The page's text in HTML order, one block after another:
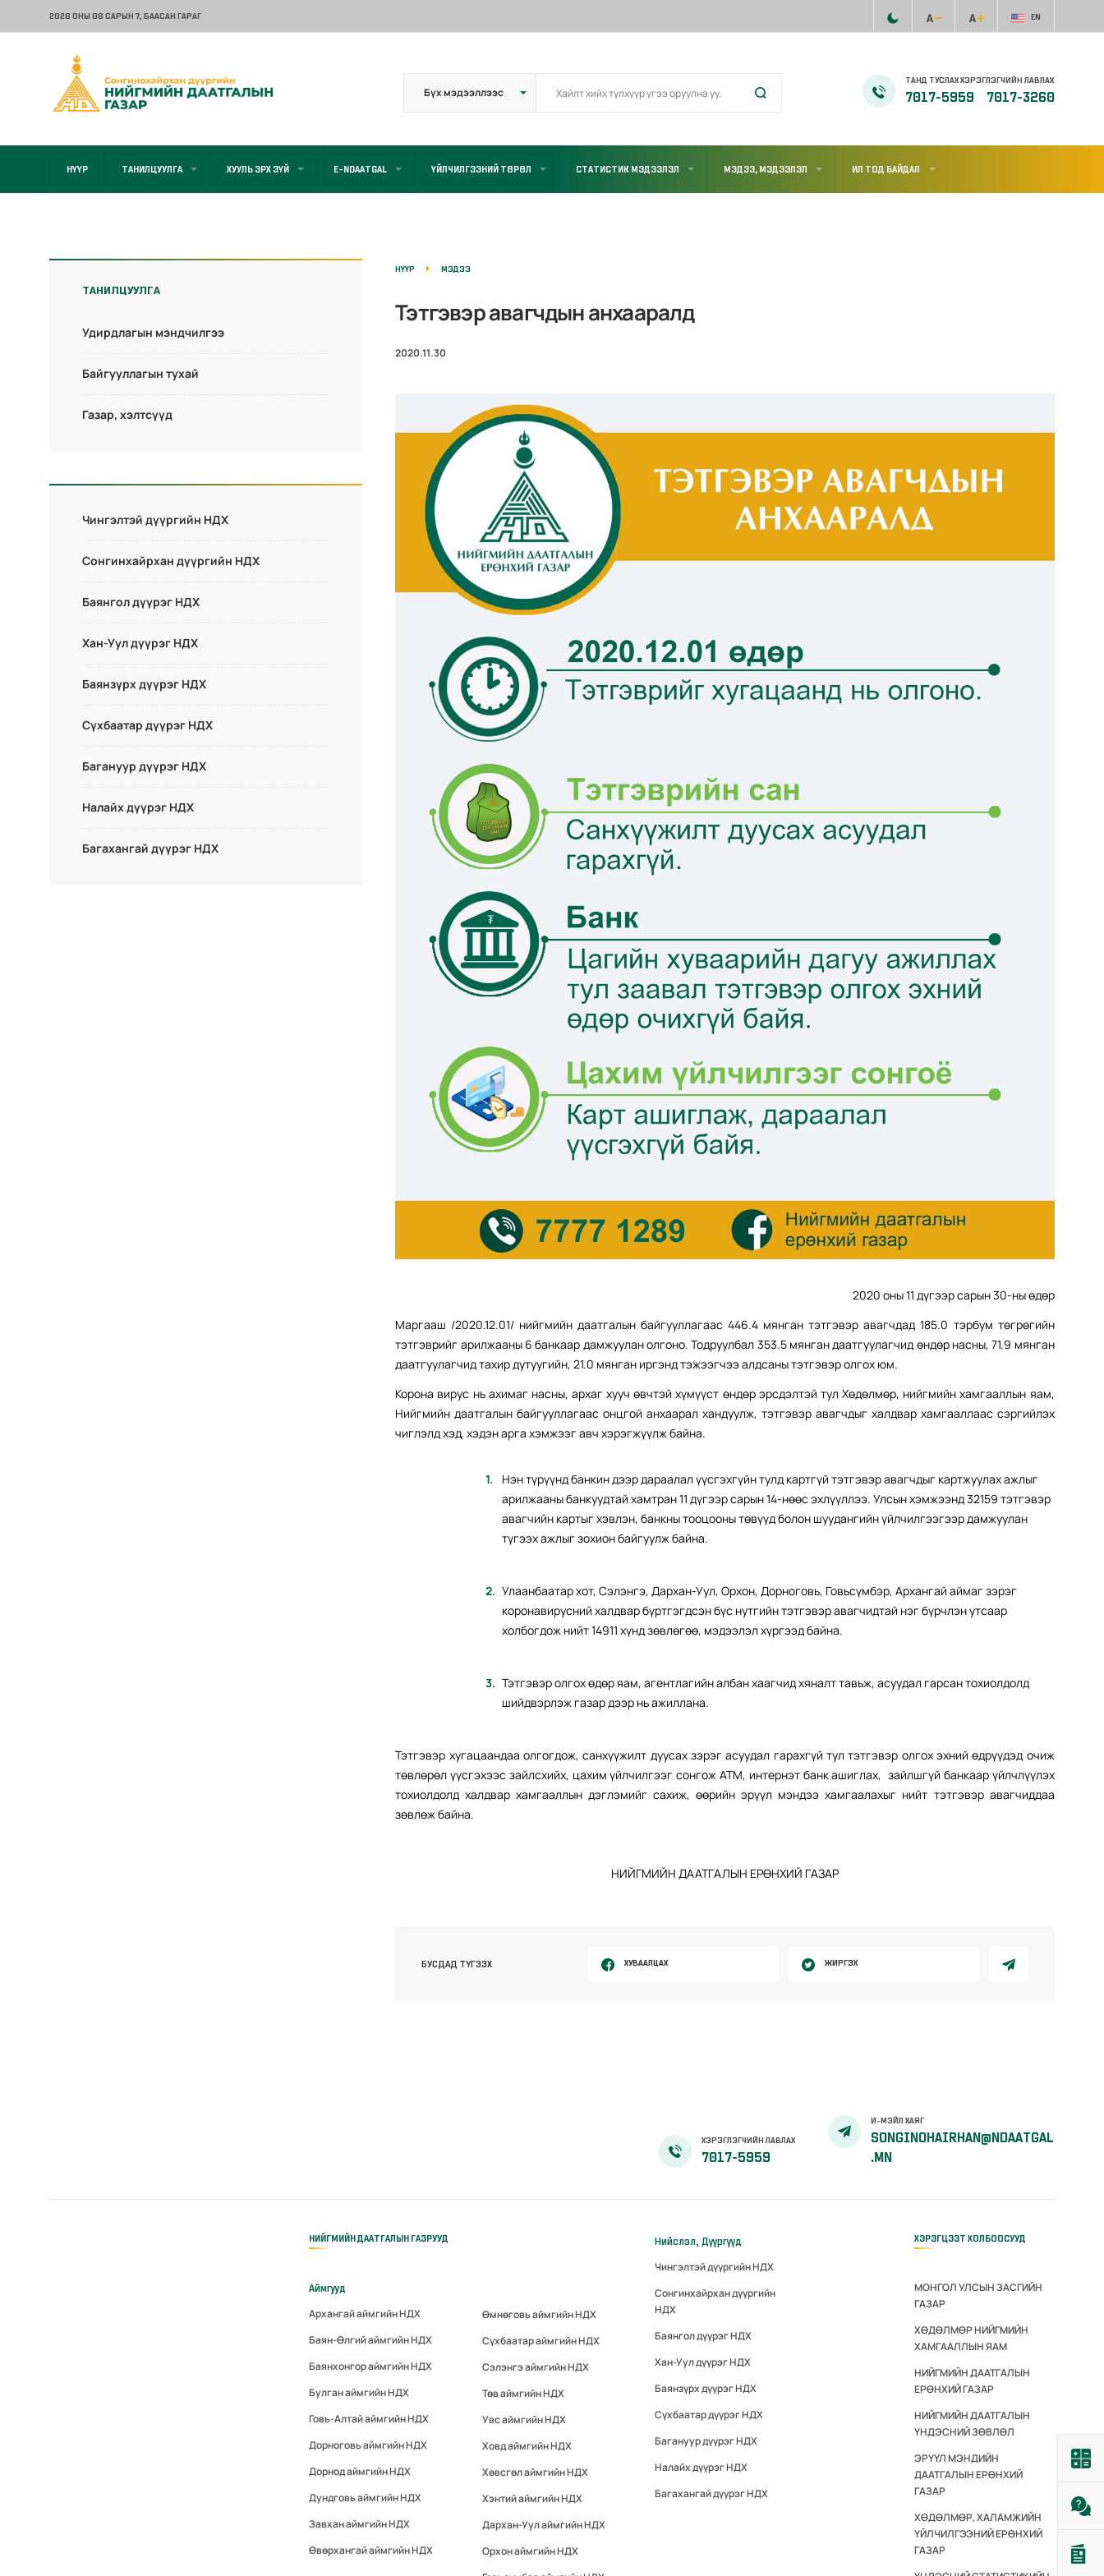
2026 ОНЫ 08 САРЫН 7, БААСАН ГАРАГ EN
ТАНД ТУСЛАХ ХЭРЭГЛЭГЧИЙН ЛАВЛАХ
7017-5959 7017-3260
НҮҮР ТАНИЛЦУУЛГА ХУУЛЬ ЭРХ ЗҮЙ E-NDAATGAL ҮЙЛЧИЛГЭЭНИЙ ТӨРӨЛ СТАТИСТИК МЭДЭЭЛЭЛ МЭДЭЭ, МЭДЭЭЛЭЛ ИЛ ТОД БАЙДАЛ
ТАНИЛЦУУЛГА
Удирдлагын мэндчилгээ
Байгууллагын тухай
Газар, хэлтсүүд
Чингэлтэй дүүргийн НДХ
Сонгинхайрхан дүүргийн НДХ
Баянгол дүүрэг НДХ
Хан-Уул дүүрэг НДХ
Баянзүрх дүүрэг НДХ
Сүхбаатар дүүрэг НДХ
Багануур дүүрэг НДХ
Налайх дүүрэг НДХ
Багахангай дүүрэг НДХ
НҮҮР МЭДЭЭ
Тэтгэвэр авагчдын анхааралд
2020.11.30
2020 оны 11 дүгээр сарын 30-ны өдөр
Маргааш /2020.12.01/ нийгмийн даатгалын байгууллагаас 446.4 мянган тэтгэвэр авагчдад 185.0 тэрбум төгрөгийн
тэтгэврийг арилжааны 6 банкаар дамжуулан олгоно. Тодруулбал 353.5 мянган даатгуулагчид өндөр насны, 71.9 мянган
даатгуулагчид тахир дутуугийн, 21.0 мянган иргэнд тэжээгчээ алдсаны тэтгэвэр олгох юм.
Корона вирус нь ахимаг насны, архаг хууч өвчтэй хүмүүст өндөр эрсдэлтэй тул Хөдөлмөр, нийгмийн хамгааллын яам,
Нийгмийн даатгалын байгууллагаас онцгой анхаарал хандуулж, тэтгэвэр авагчдыг халдвар хамгааллаас сэргийлэх
чиглэлд хэд, хэдэн арга хэмжээг авч хэрэгжүүлж байна.
Нэн түрүүнд банкин дээр дараалал үүсгэхгүйн тулд картгүй тэтгэвэр авагчдыг картжуулах ажлыг
арилжааны банкуудтай хамтран 11 дүгээр сарын 14-нөөс эхлүүллээ. Улсын хэмжээнд 32159 тэтгэвэр
авагчийн картыг хэвлэн, банкны тооцооны төвүүд болон шуудангийн үйлчилгээгээр дамжуулан
түгээх ажлыг зохион байгуулж байна.
Улаанбаатар хот, Сэлэнгэ, Дархан-Уул, Орхон, Дорноговь, Говьсүмбэр, Архангай аймаг зэрэг
коронавирусний халдвар бүртгэгдсэн бүс нутгийн тэтгэвэр авагчидтай нэг бүрчлэн утсаар
холбогдож нийт 14911 хүнд зөвлөгөө, мэдээлэл хүргээд байна.
Тэтгэвэр олгох өдөр яам, агентлагийн албан хаагчид хяналт тавьж, асуудал гарсан тохиолдолд
шийдвэрлэж газар дээр нь ажиллана.
Тэтгэвэр хугацаандаа олгогдож, санхүүжилт дуусах зэрэг асуудал гарахгүй тул тэтгэвэр олгох эхний өдрүүдэд очиж
төвлөрөл үүсгэхээс зайлсхийх, цахим үйлчилгээг сонгож АТМ, интернэт банк ашиглах, зайлшгүй банкаар үйлчлүүлэх
тохиолдолд халдвар хамгааллын дэглэмийг сахиж, өөрийн эрүүл мэндээ хамгаалахыг нийт тэтгэвэр авагчиддаа
зөвлөж байна.
НИЙГМИЙН ДААТГАЛЫН ЕРӨНХИЙ ГАЗАР
БУСДАД ТҮГЭЭХ ХУВААЛЦАХ ЖИРГЭХ
ХЭРЭГЛЭГЧИЙН ЛАВЛАХ
7017-5959
И-МЭЙЛ ХАЯГ
SONGINOHAIRHAN@NDAATGAL
.MN
НИЙГМИЙН ДААТГАЛЫН ГАЗРУУД
Аймгууд
Архангай аймгийн НДХ
Баян-Өлгий аймгийн НДХ
Баянхонгор аймгийн НДХ
Булган аймгийн НДХ
Говь-Алтай аймгийн НДХ
Дорноговь аймгийн НДХ
Дорнод аймгийн НДХ
Дундговь аймгийн НДХ
Завхан аймгийн НДХ
Өвөрхангай аймгийн НДХ
Өмнөговь аймгийн НДХ
Сүхбаатар аймгийн НДХ
Сэлэнгэ аймгийн НДХ
Төв аймгийн НДХ
Увс аймгийн НДХ
Ховд аймгийн НДХ
Хөвсгөл аймгийн НДХ
Хэнтий аймгийн НДХ
Дархан-Уул аймгийн НДХ
Орхон аймгийн НДХ
Нийслэл, Дүүргүүд
Чингэлтэй дүүргийн НДХ
Сонгинхайрхан дүүргийн
НДХ
Баянгол дүүрэг НДХ
Хан-Уул дүүрэг НДХ
Баянзүрх дүүрэг НДХ
Сүхбаатар дүүрэг НДХ
Багануур дүүрэг НДХ
Налайх дүүрэг НДХ
Багахангай дүүрэг НДХ
ХЭРЭГЦЭЭТ ХОЛБООСУУД
МОНГОЛ УЛСЫН ЗАСГИЙН
ГАЗАР
ХӨДӨЛМӨР НИЙГМИЙН
ХАМГААЛЛЫН ЯАМ
НИЙГМИЙН ДААТГАЛЫН
ЕРӨНХИЙ ГАЗАР
НИЙГМИЙН ДААТГАЛЫН
ҮНДЭСНИЙ ЗӨВЛӨЛ
ЭРҮҮЛ МЭНДИЙН
ДААТГАЛЫН ЕРӨНХИЙ
ГАЗАР
ХӨДӨЛМӨР, ХАЛАМЖИЙН
ҮЙЛЧИЛГЭЭНИЙ ЕРӨНХИЙ
ГАЗАР